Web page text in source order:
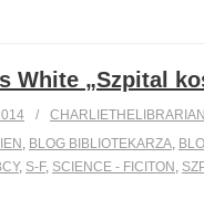
White „Szpital
CHARLIETHELIBRARIAN
, BLOG BIBLIOTEKARZA,
, S-F, SCIENCE - FICITON ,